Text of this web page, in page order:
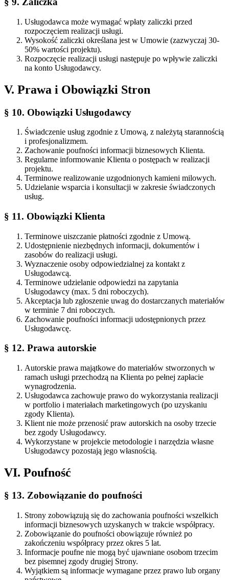
Usługodawca może wymagać wpłaty zaliczki przed
rozpoczęciem realizacji usługi.
Wysokość zaliczki określana jest w Umowie (zazwyczaj 30-
50% wartości projektu).
Rozpoczęcie realizacji usługi następuje po wpływie zaliczki
na konto Usługodawcy.
V. Prawa i Obowiązki Stron
§ 10. Obowiązki Usługodawcy
Świadczenie usług zgodnie z Umową, z należytą starannością
i profesjonalizmem.
Zachowanie poufności informacji biznesowych Klienta.
Regularne informowanie Klienta o postępach w realizacji
projektu.
Terminowe realizowanie uzgodnionych kamieni milowych.
Udzielanie wsparcia i konsultacji w zakresie świadczonych
usług.
§ 11. Obowiązki Klienta
Terminowe uiszczanie płatności zgodnie z Umową.
Udostępnienie niezbędnych informacji, dokumentów i
zasobów do realizacji usługi.
Wyznaczenie osoby odpowiedzialnej za kontakt z
Usługodawcą.
Terminowe udzielanie odpowiedzi na zapytania
Usługodawcy (max. 5 dni roboczych).
Akceptacja lub zgłoszenie uwag do dostarczanych materiałów
w terminie 7 dni roboczych.
Zachowanie poufności informacji udostępnionych przez
Usługodawcę.
§ 12. Prawa autorskie
Autorskie prawa majątkowe do materiałów stworzonych w
ramach usługi przechodzą na Klienta po pełnej zapłacie
wynagrodzenia.
Usługodawca zachowuje prawo do wykorzystania realizacji
w portfolio i materiałach marketingowych (po uzyskaniu
zgody Klienta).
Klient nie może przenosić praw autorskich na osoby trzecie
bez zgody Usługodawcy.
Wykorzystane w projekcie metodologie i narzędzia własne
Usługodawcy pozostają jego własnością.
VI. Poufność
§ 13. Zobowiązanie do poufności
Strony zobowiązują się do zachowania poufności wszelkich
informacji biznesowych uzyskanych w trakcie współpracy.
Zobowiązanie do poufności obowiązuje również po
zakończeniu współpracy przez okres 5 lat.
Informacje poufne nie mogą być ujawniane osobom trzecim
bez pisemnej zgody drugiej Strony.
Wyjątkiem są informacje wymagane przez prawo lub organy